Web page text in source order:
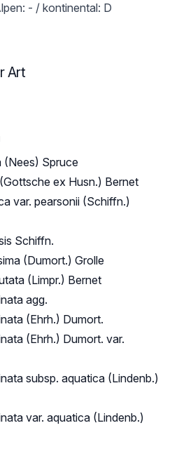
- / kontinental: D
Art
(Nees) Spruce
ex Husn.) Bernet
var. pearsonii (Schiffn.)
Schiffn.
(Dumort.) Grolle
(Limpr.) Bernet
agg.
(Ehrh.) Dumort.
(Ehrh.) Dumort. var.
subsp. aquatica (Lindenb.)
var. aquatica (Lindenb.)